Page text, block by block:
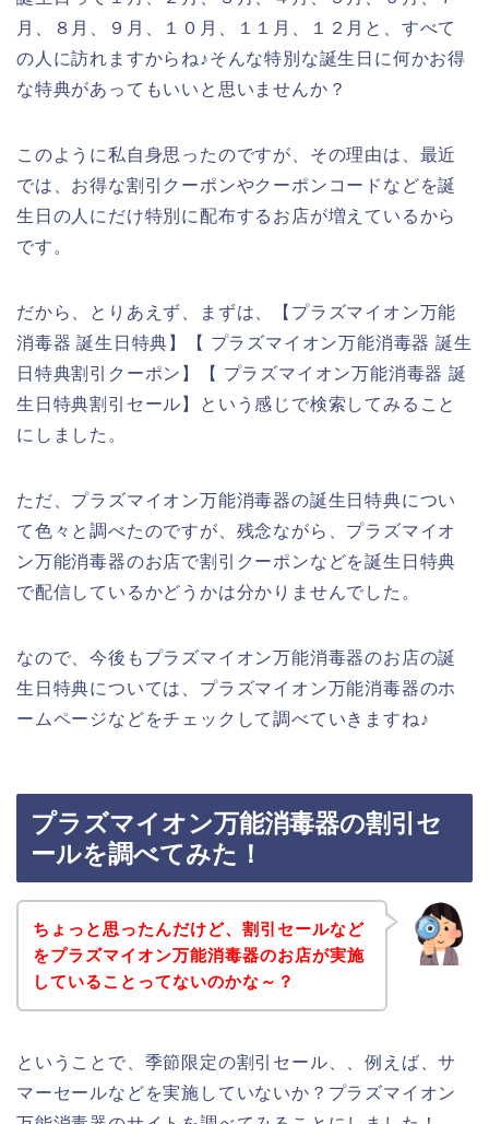
月、８月、９月、１０月、１１月、１２月と、すべて
の人に訪れますからね♪そんな特別な誕生日に何かお得
な特典があってもいいと思いませんか？
このように私自身思ったのですが、その理由は、最近
では、お得な割引クーポンやクーポンコードなどを誕
生日の人にだけ特別に配布するお店が増えているから
です。
だから、とりあえず、まずは、【プラズマイオン万能
消毒器 誕生日特典】【 プラズマイオン万能消毒器 誕生
日特典割引クーポン】【 プラズマイオン万能消毒器 誕
生日特典割引セール】という感じで検索してみること
にしました。
ただ、プラズマイオン万能消毒器の誕生日特典につい
て色々と調べたのですが、残念ながら、プラズマイオ
ン万能消毒器のお店で割引クーポンなどを誕生日特典
で配信しているかどうかは分かりませんでした。
なので、今後もプラズマイオン万能消毒器のお店の誕
生日特典については、プラズマイオン万能消毒器のホ
ームページなどをチェックして調べていきますね♪
プラズマイオン万能消毒器の割引セ
ールを調べてみた！
ちょっと思ったんだけど、割引セールなど
をプラズマイオン万能消毒器のお店が実施
していることってないのかな～？
ということで、季節限定の割引セール、、例えば、サ
マーセールなどを実施していないか？プラズマイオン